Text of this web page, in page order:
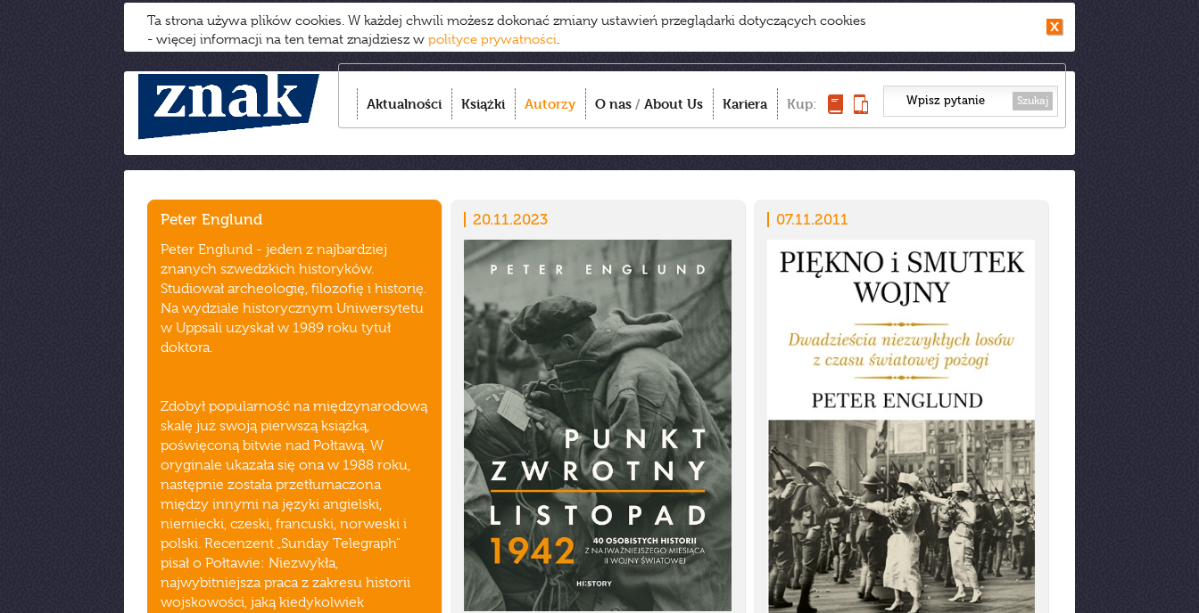
Ta strona używa plików cookies. W każdej chwili możesz dokonać zmiany ustawień przeglądarki dotyczących cookies
- więcej informacji na ten temat znajdziesz w polityce prywatności.
Aktualności Książki Autorzy O nas / About Us Kariera Kup: Szukaj
Peter Englund
Peter Englund - jeden z najbardziej
znanych szwedzkich historyków.
Studiował archeologię, filozofię i historię.
Na wydziale historycznym Uniwersytetu
w Uppsali uzyskał w 1989 roku tytuł
doktora.
Zdobył popularność na międzynarodową
skalę już swoją pierwszą książką,
poświęconą bitwie nad Połtawą. W
oryginale ukazała się ona w 1988 roku,
następnie została przetłumaczona
między innymi na języki angielski,
niemiecki, czeski, francuski, norweski i
polski. Recenzent „Sunday Telegraph"
pisał o Połtawie: Niezwykła,
najwybitniejsza praca z zakresu historii
wojskowości, jaką kiedykolwiek
20.11.2023 07.11.2011